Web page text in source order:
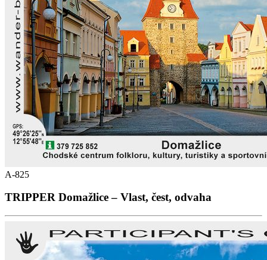
A-825
TRIPPER Domažlice – Vlast, čest, odvaha